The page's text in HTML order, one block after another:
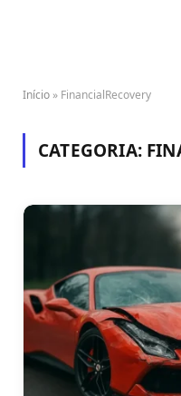
Início » FinancialRecovery
CATEGORIA: